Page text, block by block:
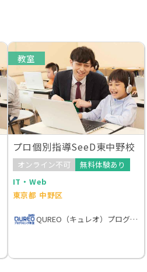
教室
プロ個別指導SeeD東中野校
オンライン不可
無料体験あり
IT・Web
東京都 中野区
QUREO（キュレオ）プログラミング教室